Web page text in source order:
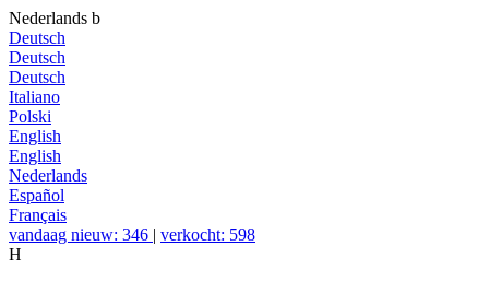
Nederlands b
Deutsch
Deutsch
Deutsch
Italiano
Polski
English
English
Nederlands
Español
Français
vandaag nieuw: 346 | verkocht: 598
H